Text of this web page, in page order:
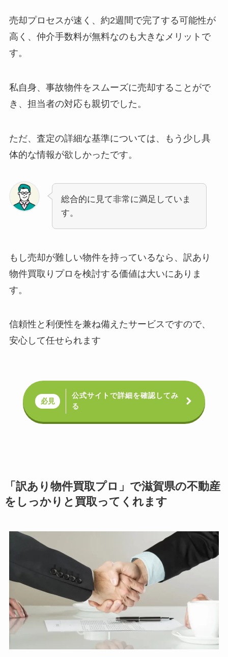
売却プロセスが速く、約2週間で完了する可能性が
高く、仲介手数料が無料なのも大きなメリットで
す。
私自身、事故物件をスムーズに売却することがで
き、担当者の対応も親切でした。
ただ、査定の詳細な基準については、もう少し具
体的な情報が欲しかったです。
総合的に見て非常に満足していま
す。
もし売却が難しい物件を持っているなら、訳あり
物件買取りプロを検討する価値は大いにありま
す。
信頼性と利便性を兼ね備えたサービスですので、
安心して任せられます
必見
公式サイトで詳細を確認してみ
る
「訳あり物件買取プロ」で滋賀県の不動産
をしっかりと買取ってくれます